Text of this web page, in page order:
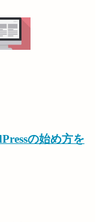
の始め方を